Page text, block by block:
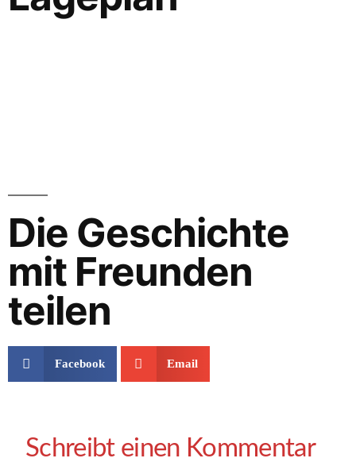
Die Geschichte
mit Freunden
teilen
Facebook Email